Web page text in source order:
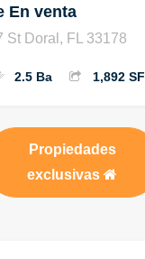
En venta
St Doral, FL 33178
2.5 Ba 1,892 SF
Propiedades
exclusivas